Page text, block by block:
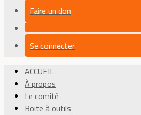
Faire un don
Se connecter
ACCUEIL
À propos
Le comité
Boite à outils